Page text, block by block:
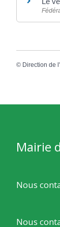
© Direction de
Mairie
Nous
Nous